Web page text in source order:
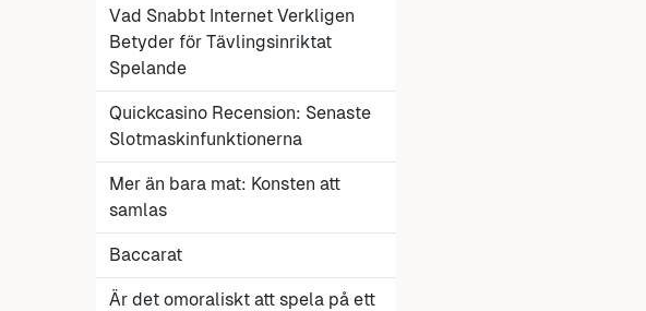
Vad Snabbt Internet Verkligen
Betyder för Tävlingsinriktat
Spelande
Quickcasino Recension: Senaste
Slotmaskinfunktionerna
Mer än bara mat: Konsten att
samlas
Baccarat
Är det omoraliskt att spela på ett